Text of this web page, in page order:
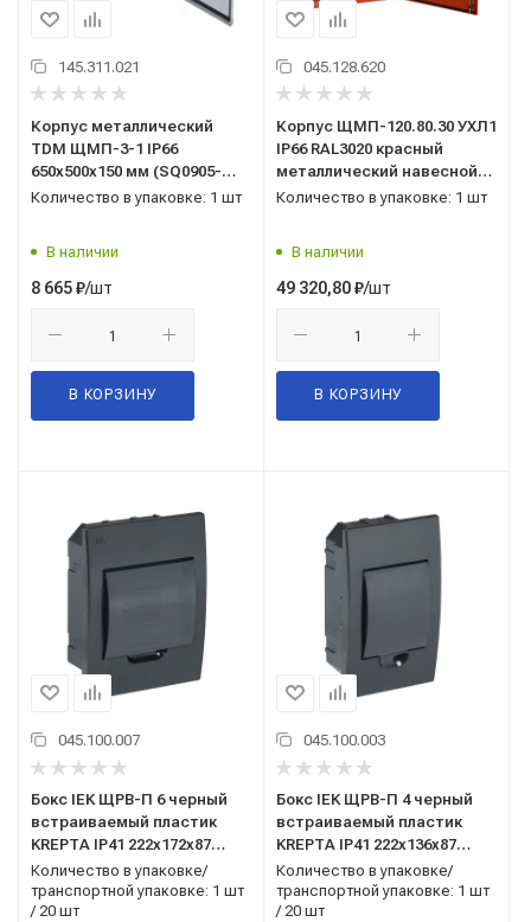
145.311.021
Корпус металлический
TDM ЩМП-3-1 IP66
650х500х150 мм (SQ0905-
0082)
Количество в упаковке: 1 шт
В наличии
8 665₽/шт
В КОРЗИНУ
045.128.620
Корпус ЩМП-120.80.30 УХЛ1
IP66 RAL3020 красный
металлический навесной
TITAN 5 IEK (TI5-13-N-120-
Количество в упаковке: 1 шт
В наличии
49 320,80₽/шт
В КОРЗИНУ
045.100.007
Бокс IEK ЩРВ-П 6 черный
встраиваемый пластик
KREPTA IP41 222х172х87
(MKP12-V-06-41-K02)
Количество в упаковке/
транспортной упаковке: 1 шт
/ 20 шт
045.100.003
Бокс IEK ЩРВ-П 4 черный
встраиваемый пластик
KREPTA IP41 222х136х87
(MKP12-V-04-41-K02)
Количество в упаковке/
транспортной упаковке: 1 шт
/ 20 шт